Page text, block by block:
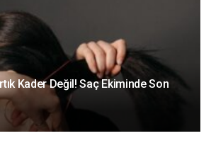
Kader Değil! Saç Ekiminde Son